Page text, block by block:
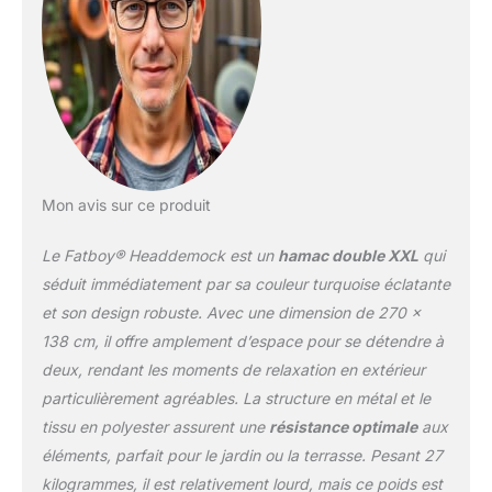
long, 100 cm de large et
110 cm de haut. Assez
grand pour deux
personnes ou avec un
peu d'espace
supplémentaire pour être
en métal robuste. Le
facilement et en un rien
de temps. Ainsi, vous
pouvez profiter de ce
hamac suspendu
n'y a pas d'arbre en vue.
Montage : Fatboy
Headdemock est très
facile à monter et à
Mon avis sur ce produit
Le Fatboy® Headdemock est un hamac double XXLqui
séduit immédiatement par sa couleur turquoise éclatante
et son design robuste. Avec une dimension de 270 x
138 cm, il offre amplement d’espace pour se détendre à
deux, rendant les moments de relaxation en extérieur
particulièrement agréables. La structure en métal et le
tissu en polyester assurent une résistance optimaleaux
éléments, parfait pour le jardin ou la terrasse. Pesant 27
kilogrammes, il est relativement lourd, mais ce poids est